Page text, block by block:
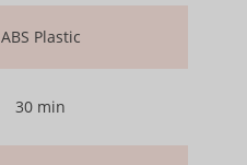
ABS Plastic
30 min